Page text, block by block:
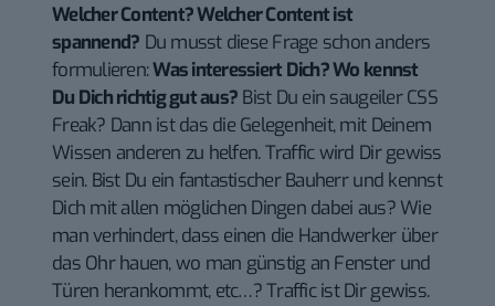
Welcher Content? Welcher Content ist
spannend? Du musst diese Frage schon anders
formulieren:Was interessiert Dich? Wo kennst
Du Dich richtig gut aus? Bist Du ein saugeiler CSS
Freak? Dann ist das die Gelegenheit, mit Deinem
Wissen anderen zu helfen. Traffic wird Dir gewiss
sein. Bist Du ein fantastischer Bauherr und kennst
Dich mit allen möglichen Dingen dabei aus? Wie
man verhindert, dass einen die Handwerker über
das Ohr hauen, wo man günstig an Fenster und
Türen herankommt, etc…? Traffic ist Dir gewiss.